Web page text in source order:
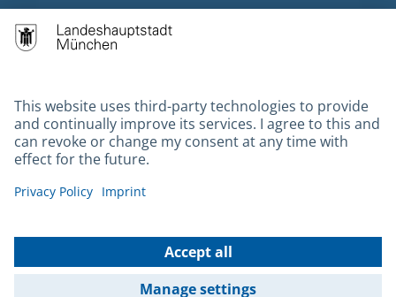
Contact
Gebärdensprache
Datenschutz
Kontakt
© 2026 Portal München Betriebs GmbH & Co. KG - Ein Service der
Landeshauptstadt München und der Stadtwerke München GmbH